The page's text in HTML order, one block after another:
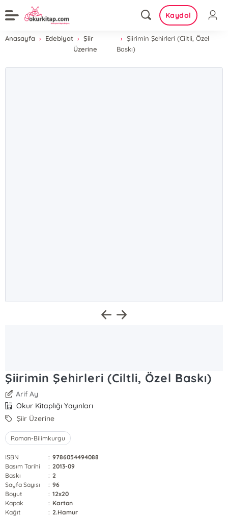
Kaydol
Anasayfa Edebiyat
Şiir
Üzerine
Şiirimin Şehirleri (Ciltli, Özel
Baskı)
Şiirimin Şehirleri (Ciltli, Özel Baskı)
Arif Ay
Okur Kitaplığı Yayınları
Şiir Üzerine
Roman-Bilimkurgu
ISBN : 9786054494088
Basım Tarihi
: 2013-09
Baskı
: 2
Sayfa Sayısı
: 96
Boyut
: 12x20
Kapak
: Karton
Kağıt
: 2.Hamur